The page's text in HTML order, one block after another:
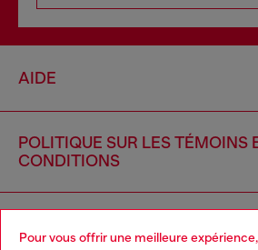
Pour vous offrir une meilleure
AIDE
POLITIQUE SUR LES TÉMOINS
CONDITIONS